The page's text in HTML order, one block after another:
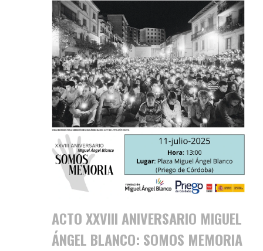
ACTO XXVIII ANIVERSARIO MIGUEL
ÁNGEL BLANCO: SOMOS MEMORIA